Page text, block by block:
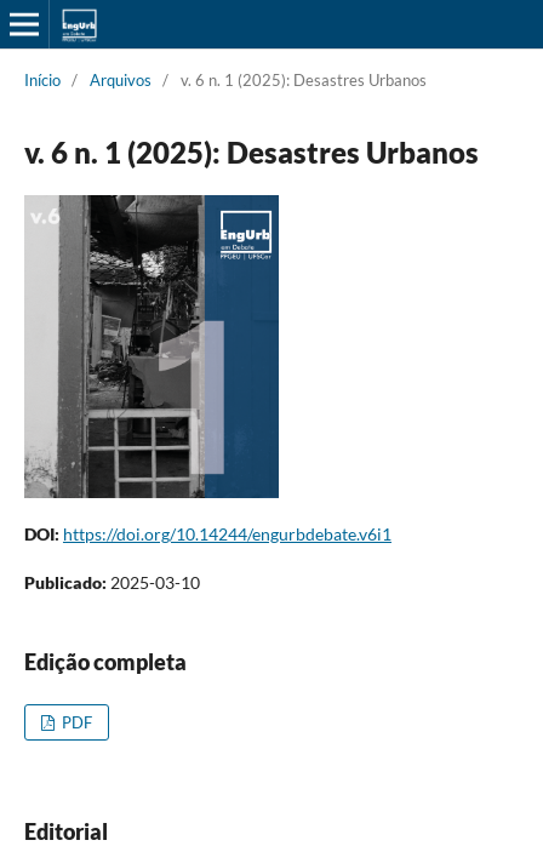
Início / Arquivos / v. 6 n. 1 (2025): Desastres Urbanos
v. 6 n. 1 (2025): Desastres Urbanos
DOI: https://doi.org/10.14244/engurbdebate.v6i1
Publicado: 2025-03-10
Edição completa
PDF
Editorial